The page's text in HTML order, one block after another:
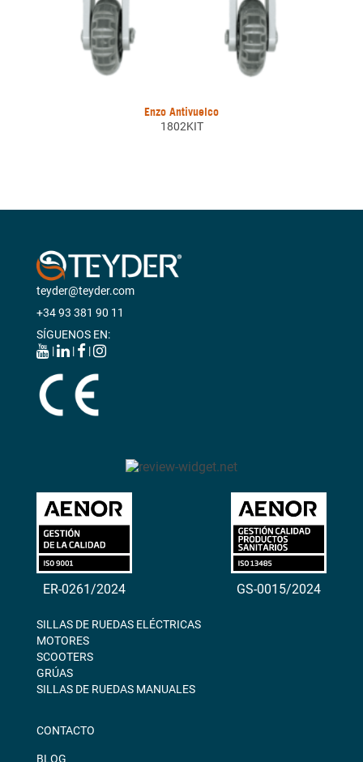
Enzo Antivuelco
1802KIT
teyder@teyder.com
+34 93 381 90 11
SÍGUENOS EN:
|
| |
ER-0261/2024 GS-0015/2024
SILLAS DE RUEDAS ELÉCTRICAS
MOTORES
SCOOTERS
GRÚAS
SILLAS DE RUEDAS MANUALES
CONTACTO
BLOG